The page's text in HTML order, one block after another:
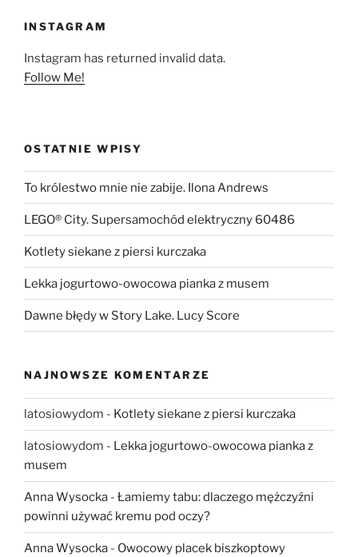
INSTAGRAM
Instagram has returned invalid data.
Follow Me!
OSTATNIE WPISY
To królestwo mnie nie zabije. Ilona Andrews
LEGO® City. Supersamochód elektryczny 60486
Kotlety siekane z piersi kurczaka
Lekka jogurtowo-owocowa pianka z musem
Dawne błędy w Story Lake. Lucy Score
NAJNOWSZE KOMENTARZE
latosiowydom - Kotlety siekane z piersi kurczaka
latosiowydom - Lekka jogurtowo-owocowa pianka z
musem
Anna Wysocka - Łamiemy tabu: dlaczego mężczyźni
powinni używać kremu pod oczy?
Anna Wysocka - Owocowy placek biszkoptowy